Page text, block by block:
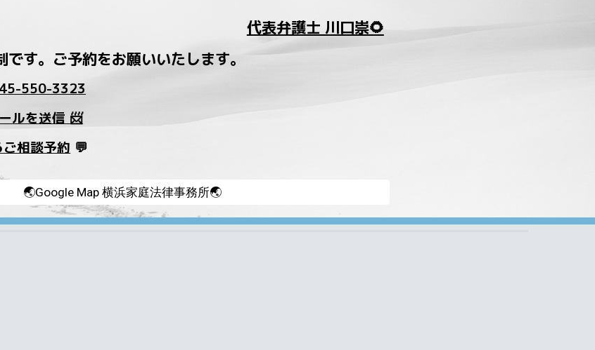
代表弁護士 川口崇🌻
です。 ご予約をお願いいたします。
550-3323
ルを送信 📨
相談予約 💬
🌏Google Map 横浜家庭法律事務所🌏